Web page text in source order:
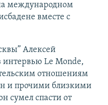
международном
вместе с
Алексей
интервью Le Monde,
отношениям
и прочими близкими
сумел спасти от